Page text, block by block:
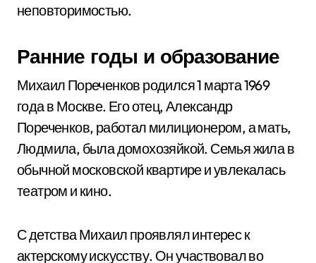
неповторимостью.
Ранние годы и образование
Михаил Пореченков родился 1 марта 1969
года в Москве. Его отец, Александр
Пореченков, работал милиционером, а мать,
Людмила, была домохозяйкой. Семья жила в
обычной московской квартире и увлекалась
театром и кино.
С детства Михаил проявлял интерес к
актерскому искусству. Он участвовал во